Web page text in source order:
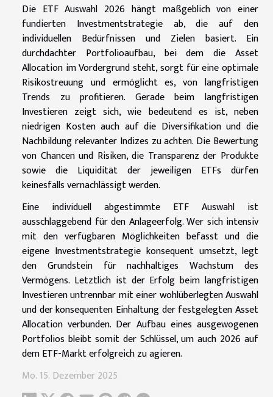
Die ETF Auswahl 2026 hängt maßgeblich von einer
fundierten Investmentstrategie ab, die auf den
individuellen Bedürfnissen und Zielen basiert. Ein
durchdachter Portfolioaufbau, bei dem die Asset
Allocation im Vordergrund steht, sorgt für eine optimale
Risikostreuung und ermöglicht es, von langfristigen
Trends zu profitieren. Gerade beim langfristigen
Investieren zeigt sich, wie bedeutend es ist, neben
niedrigen Kosten auch auf die Diversifikation und die
Nachbildung relevanter Indizes zu achten. Die Bewertung
von Chancen und Risiken, die Transparenz der Produkte
sowie die Liquidität der jeweiligen ETFs dürfen
keinesfalls vernachlässigt werden.
Eine individuell abgestimmte ETF Auswahl ist
ausschlaggebend für den Anlageerfolg. Wer sich intensiv
mit den verfügbaren Möglichkeiten befasst und die
eigene Investmentstrategie konsequent umsetzt, legt
den Grundstein für nachhaltiges Wachstum des
Vermögens. Letztlich ist der Erfolg beim langfristigen
Investieren untrennbar mit einer wohlüberlegten Auswahl
und der konsequenten Einhaltung der festgelegten Asset
Allocation verbunden. Der Aufbau eines ausgewogenen
Portfolios bleibt somit der Schlüssel, um auch 2026 auf
dem ETF-Markt erfolgreich zu agieren.
Mo. 15. Dezember 2025